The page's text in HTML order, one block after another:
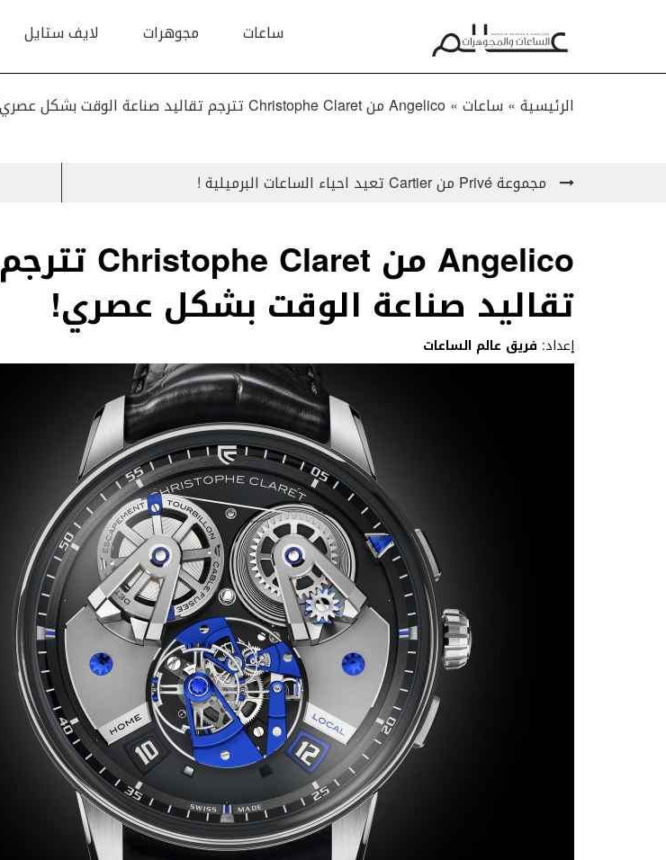
ساعات مجوهرات لايف ستايل
الرئيسية » ساعات»Angelico من Christophe Claret تترجم تقاليد صناعة الوقت بشكل عصري!
مجموعة Privé من Cartier تعيد احياء الساعات البرميلية !
Angelico من Christophe Claret تترجم
تقاليد صناعة الوقت بشكل عصري!
إعداد: فريق عالم الساعات